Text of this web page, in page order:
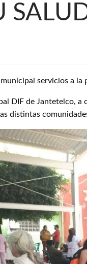
servicios a la
DIF de Jantetelco,
distintas